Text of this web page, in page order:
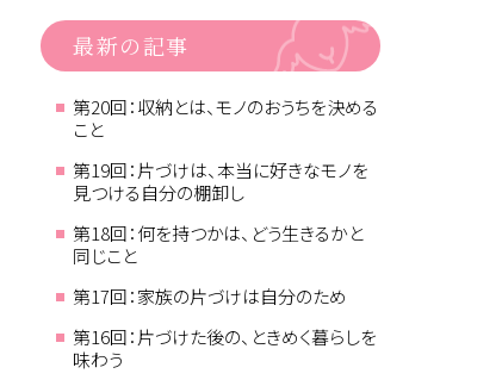
最新の記事
第20回：収納とは、モノのおうちを決める
こと
第19回：片づけは、本当に好きなモノを
見つける自分の棚卸し
第18回：何を持つかは、どう生きるかと
同じこと
第17回：家族の片づけは自分のため
第16回：片づけた後の、ときめく暮らしを
味わう